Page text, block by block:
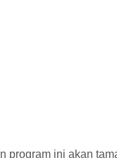
program ini akan